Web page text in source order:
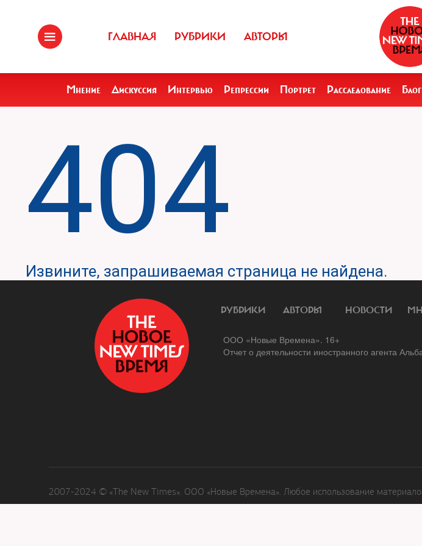
ГЛАВНАЯ РУБРИКИ АВТОРЫ
Мнение Дискуссия Интервью Репрессии Портрет Расследование
404
Извините, запрашиваемая страница не найдена.
РУБРИКИ АВТОРЫ НОВОСТИ
ООО «Новые Времена». 16+
Отчет о деятельности иностранного агента
2007-2024 © «The New Times». ООО «Новые Времена». Любое использование материалов